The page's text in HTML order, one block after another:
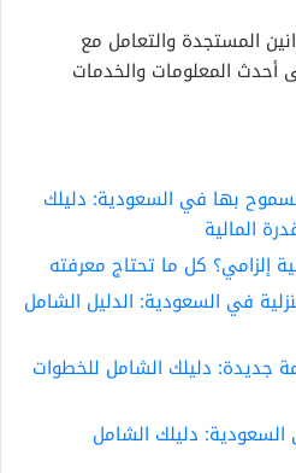
المستجدة والتعامل مع
أحدث المعلومات والخدمات
بها في السعودية: دليلك
المالية
إلزامي؟ كل ما تحتاج معرفته
في السعودية: الدليل الشامل
جديدة: دليلك الشامل للخطوات
السعودية: دليلك الشامل